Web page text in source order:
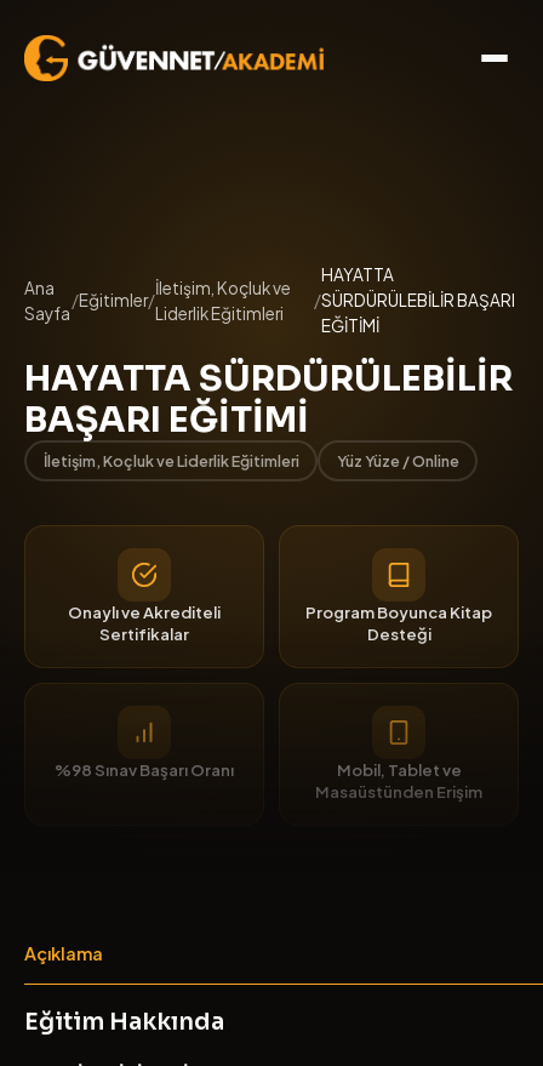
Ana
Sayfa
/Eğitimler/
İletişim, Koçluk ve
Liderlik Eğitimleri
/
HAYATTA
SÜRDÜRÜLEBİLİR BAŞARI
EĞİTİMİ
HAYATTA SÜRDÜRÜLEBİLİR
BAŞARI EĞİTİMİ
İletişim, Koçluk ve Liderlik Eğitimleri Yüz Yüze / Online
Onaylı ve Akrediteli
Sertifikalar
Program Boyunca Kitap
Desteği
%98 Sınav Başarı Oranı
Mobil, Tablet ve
Masaüstünden Erişim
Açıklama
Eğitim Hakkında